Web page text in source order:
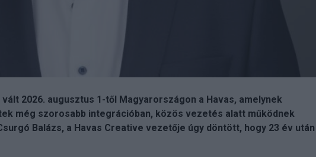
2026. augusztus 1-től Magyarországon a Havas, amelynek
még szorosabb integrációban, közös vezetés alatt működnek
Balázs, a Havas Creative vezetője úgy döntött, hogy 23 év után